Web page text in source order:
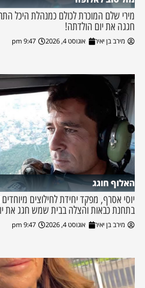
מירי שלם המוכרת לכולם כמנהלת היכל
חגגה את יום הולדתה!
מירב בן יאיר אוגוסט 4, 2026 9:47 pm
האלוף חוגג
יוסי אסרף, מפקד יחידת לחילוצים
בתחנת כבאות והצלה בבית שמש חגג את
מירב בן יאיר אוגוסט 4, 2026 9:47 pm